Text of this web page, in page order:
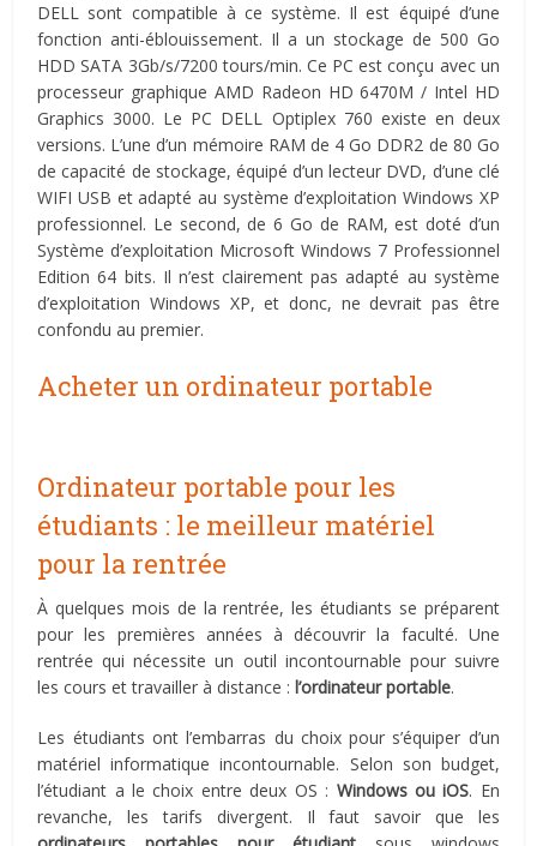
DELL sont compatible à ce système. Il est équipé d’une
fonction anti-éblouissement. Il a un stockage de 500 Go
HDD SATA 3Gb/s/7200 tours/min. Ce PC est conçu avec un
processeur graphique AMD Radeon HD 6470M / Intel HD
Graphics 3000. Le PC DELL Optiplex 760 existe en deux
versions. L’une d’un mémoire RAM de 4 Go DDR2 de 80 Go
de capacité de stockage, équipé d’un lecteur DVD, d’une clé
WIFI USB et adapté au système d’exploitation Windows XP
professionnel. Le second, de 6 Go de RAM, est doté d’un
Système d’exploitation Microsoft Windows 7 Professionnel
Edition 64 bits. Il n’est clairement pas adapté au système
d’exploitation Windows XP, et donc, ne devrait pas être
confondu au premier.
Acheter un ordinateur portable
Ordinateur portable pour les
étudiants : le meilleur matériel
pour la rentrée
À quelques mois de la rentrée, les étudiants se préparent
pour les premières années à découvrir la faculté. Une
rentrée qui nécessite un outil incontournable pour suivre
les cours et travailler à distance :l’ordinateur portable.
Les étudiants ont l’embarras du choix pour s’équiper d’un
matériel informatique incontournable. Selon son budget,
l’étudiant a le choix entre deux OS : Windows ou iOS. En
revanche, les tarifs divergent. Il faut savoir que les